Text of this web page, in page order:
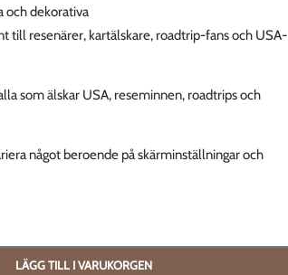
och dekorativa
till resenärer, kartälskare, roadtrip-fans och USA-
som älskar USA, reseminnen, roadtrips och
något beroende på skärminställningar och
LÄGG TILL I VARUKORGEN